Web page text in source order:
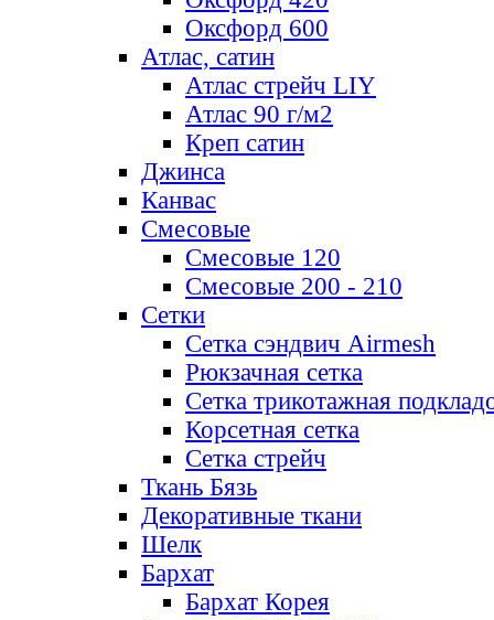
Оксфорд 600
Атлас, сатин
Атлас стрейч LIY
Атлас 90 г/м2
Креп сатин
Джинса
Канвас
Смесовые
Смесовые 120
Смесовые 200 - 210
Сетки
Сетка сэндвич Airmesh
Рюкзачная сетка
Сетка трикотажная
Корсетная сетка
Сетка стрейч
Ткань Бязь
Декоративные ткани
Шелк
Бархат
Бархат Корея